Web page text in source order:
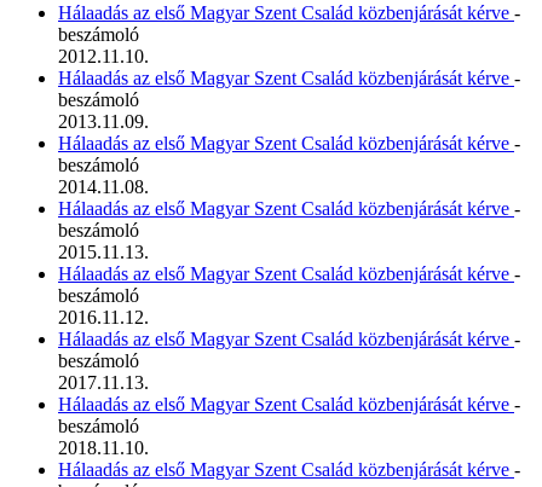
Hálaadás az első Magyar Szent Család közbenjárását kérve -
beszámoló
2012.11.10.
Hálaadás az első Magyar Szent Család közbenjárását kérve -
beszámoló
2013.11.09.
Hálaadás az első Magyar Szent Család közbenjárását kérve -
beszámoló
2014.11.08.
Hálaadás az első Magyar Szent Család közbenjárását kérve -
beszámoló
2015.11.13.
Hálaadás az első Magyar Szent Család közbenjárását kérve -
beszámoló
2016.11.12.
Hálaadás az első Magyar Szent Család közbenjárását kérve -
beszámoló
2017.11.13.
Hálaadás az első Magyar Szent Család közbenjárását kérve -
beszámoló
2018.11.10.
Hálaadás az első Magyar Szent Család közbenjárását kérve -